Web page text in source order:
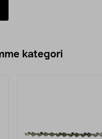
kategori